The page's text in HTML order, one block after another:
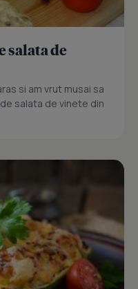
salata de
si am vrut musai sa
salata de vinete din